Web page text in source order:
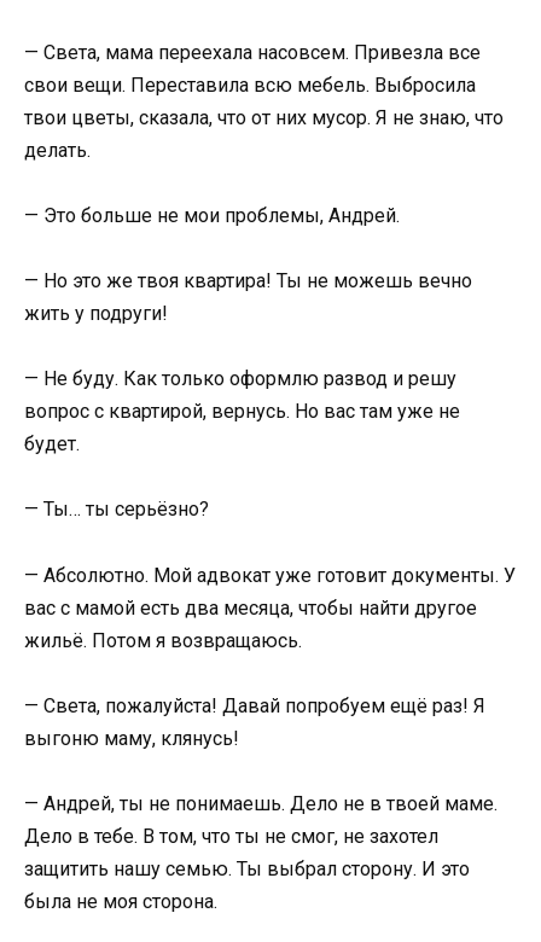
— Света, мама переехала насовсем. Привезла все
свои вещи. Переставила всю мебель. Выбросила
твои цветы, сказала, что от них мусор. Я не знаю, что
делать.
— Это больше не мои проблемы, Андрей.
— Но это же твоя квартира! Ты не можешь вечно
жить у подруги!
— Не буду. Как только оформлю развод и решу
вопрос с квартирой, вернусь. Но вас там уже не
будет.
— Ты… ты серьёзно?
— Абсолютно. Мой адвокат уже готовит документы. У
вас с мамой есть два месяца, чтобы найти другое
жильё. Потом я возвращаюсь.
— Света, пожалуйста! Давай попробуем ещё раз! Я
выгоню маму, клянусь!
— Андрей, ты не понимаешь. Дело не в твоей маме.
Дело в тебе. В том, что ты не смог, не захотел
защитить нашу семью. Ты выбрал сторону. И это
была не моя сторона.